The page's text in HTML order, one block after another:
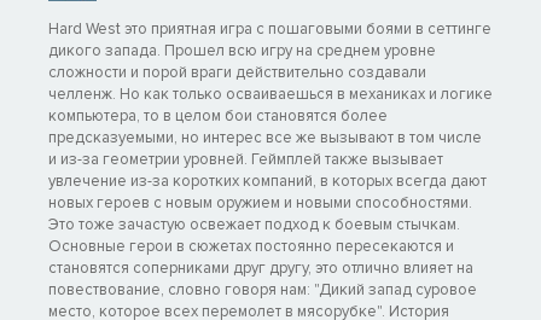
Hard West это приятная игра с пошаговыми боями в сеттинге
дикого запада. Прошел всю игру на среднем уровне
сложности и порой враги действительно создавали
челленж. Но как только осваиваешься в механиках и логике
компьютера, то в целом бои становятся более
предсказуемыми, но интерес все же вызывают в том числе
и из-за геометрии уровней. Геймплей также вызывает
увлечение из-за коротких компаний, в которых всегда дают
новых героев с новым оружием и новыми способностями.
Это тоже зачастую освежает подход к боевым стычкам.
Основные герои в сюжетах постоянно пересекаются и
становятся соперниками друг другу, это отлично влияет на
повествование, словно говоря нам: "Дикий запад суровое
место, которое всех перемолет в мясорубке". История